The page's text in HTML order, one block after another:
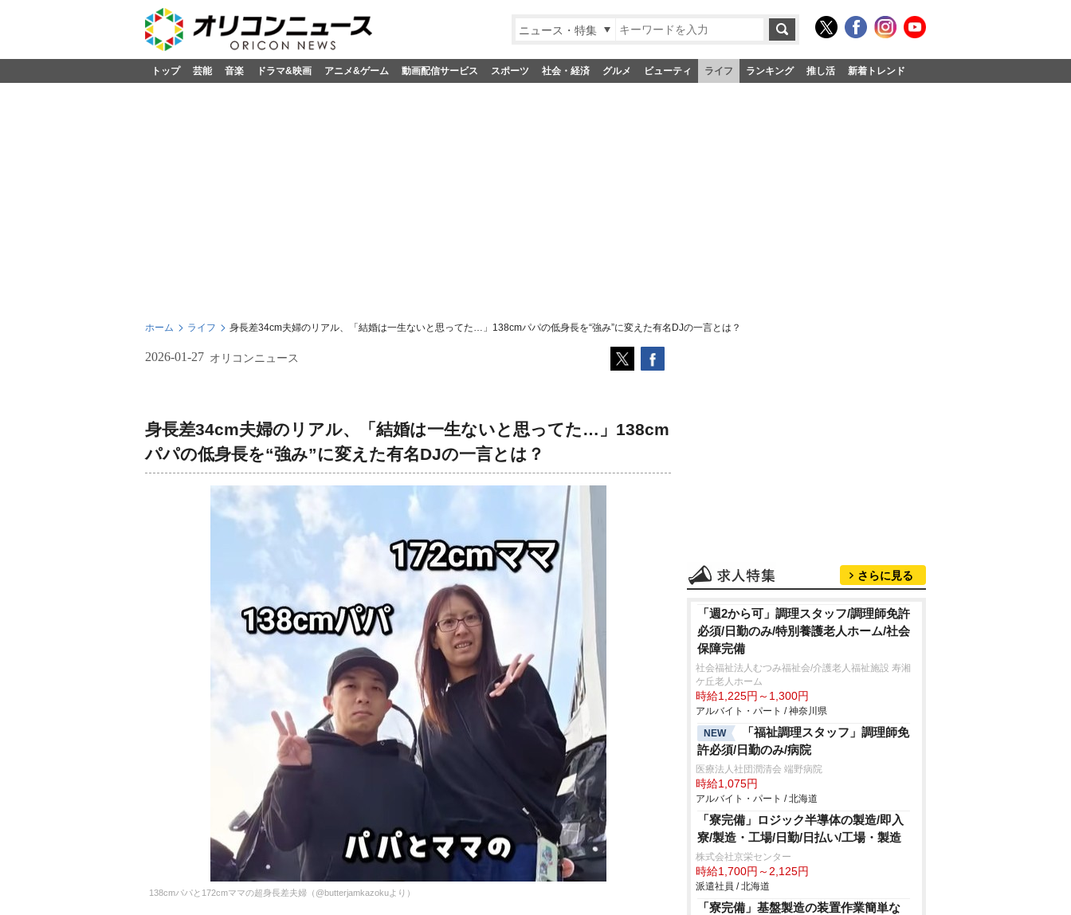
ニュース・特集
トップ 芸能 音楽 ドラマ&映画 アニメ&ゲーム 動画配信サービス スポーツ 社会・経済 グルメ ビューティ ライフ ランキング 推し活 新着トレンド
ホーム ライフ 身長差34cm夫婦のリアル、「結婚は一生ないと思ってた…」138cmパパの低身長を“強み”に変えた有名DJの一言とは？
2026-01-27 オリコンニュース
身長差34cm夫婦のリアル、「結婚は一生ないと思ってた…」138cm
パパの低身長を“強み”に変えた有名DJの一言とは？
138cmパパと172cmママの超身長差夫婦（@butterjamkazokuより）
さらに見る
「週2から可」調理スタッフ/調理師免許
必須/日勤のみ/特別養護老人ホーム/社会
保障完備
社会福祉法人むつみ福祉会/介護老人福祉施設 寿湘
ケ丘老人ホーム
時給1,225円～1,300円
アルバイト・パート / 神奈川県
NEW
「福祉調理スタッフ」調理師免
許必須/日勤のみ/病院
医療法人社団潤清会 端野病院
時給1,075円
アルバイト・パート / 北海道
「寮完備」ロジック半導体の製造/即入
寮/製造・工場/日勤/日払い/工場・製造
株式会社京栄センター
時給1,700円～2,125円
派遣社員 / 北海道
「寮完備」基盤製造の装置作業簡単な